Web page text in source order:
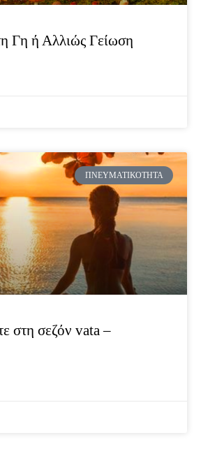
Γη ή Αλλιώς Γείωση
ΠΝΕΥΜΑΤΙΚΌΤΗΤΑ
στη σεζόν vata –